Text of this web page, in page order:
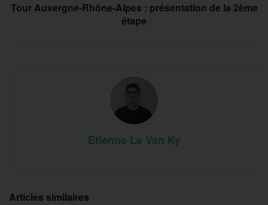
Tour Auvergne-Rhône-Alpes : présentation de la 2ème
étape
Etienne Le Van Ky
Articles similaires